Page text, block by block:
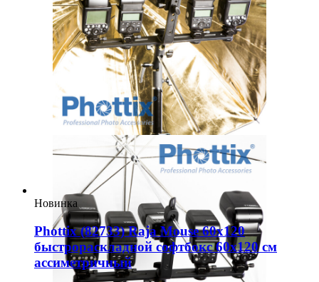
Новинка
Phottix (82733) Raja Mouse 60х120
быстрораскладной софтбокс 60х120 см
ассиметричный